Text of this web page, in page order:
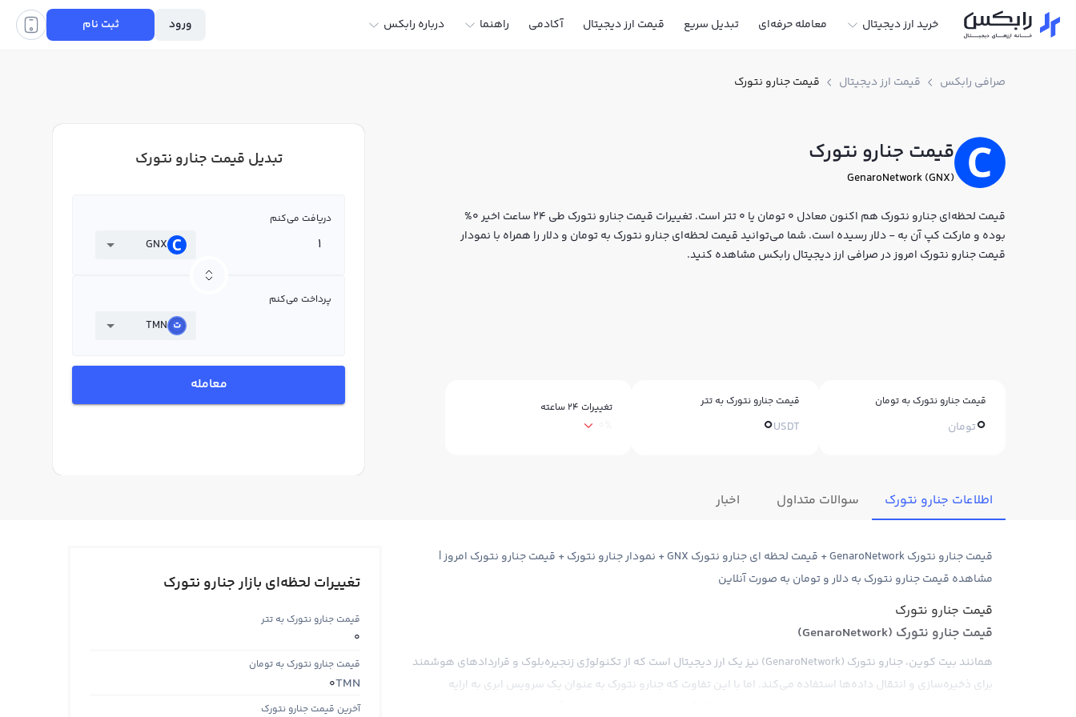
خرید ارز دیجیتال معامله حرفه‌ای تبدیل سریع قیمت ارز دیجیتال آکادمی راهنما درباره رابکس ورود ثبت نام
صرافی رابکس قیمت ارز دیجیتال قیمت جنارو نتورک
قیمت جنارو نتورک
GenaroNetwork (GNX)
قیمت لحظه‌ای جنارو نتورک هم اکنون معادل 0 تومان یا 0 تتر است. تغییرات قیمت جنارو نتورک طی 24 ساعت اخیر 0%
بوده و مارکت کپ آن به - دلار رسیده است. شما می‌توانید قیمت لحظه‌ای جنارو نتورک به تومان و دلار را همراه با نمودار
قیمت جنارو نتورک امروز در صرافی ارز دیجیتال رابکس مشاهده کنید.
قیمت جنارو نتورک به تومان
0تومان
قیمت جنارو نتورک به تتر
0USDT
تغییرات ۲۴ ساعته
تبدیل قیمت جنارو نتورک
دریافت می‌کنم
GNX
پرداخت می‌کنم
TMN
معامله
اطلاعات جنارو نتورک سوالات متداول اخبار
قیمت جنارو نتورک GenaroNetwork + قیمت لحظه ای جنارو نتورک GNX + نمودار جنارو نتورک + قیمت جنارو نتورک امروز |
مشاهده قیمت جنارو نتورک به دلار و تومان به صورت آنلاین
قیمت جنارو نتورک
قیمت جنارو نتورک (GenaroNetwork)
همانند بیت کوین، جنارو نتورک (GenaroNetwork) نیز یک ارز دیجیتال است که از تکنولوژی زنجیره‌بلوک و قراردادهای هوشمند
برای ذخیره‌سازی و انتقال داده‌ها استفاده می‌کند. اما با این تفاوت که جنارو نتورک به عنوان یک سرویس ابری به ارایه
تغییرات لحظه‌ای بازار جنارو نتورک
قیمت جنارو نتورک به تتر
0
قیمت جنارو نتورک به تومان
TMN
0
آخرین قیمت جنارو نتورک